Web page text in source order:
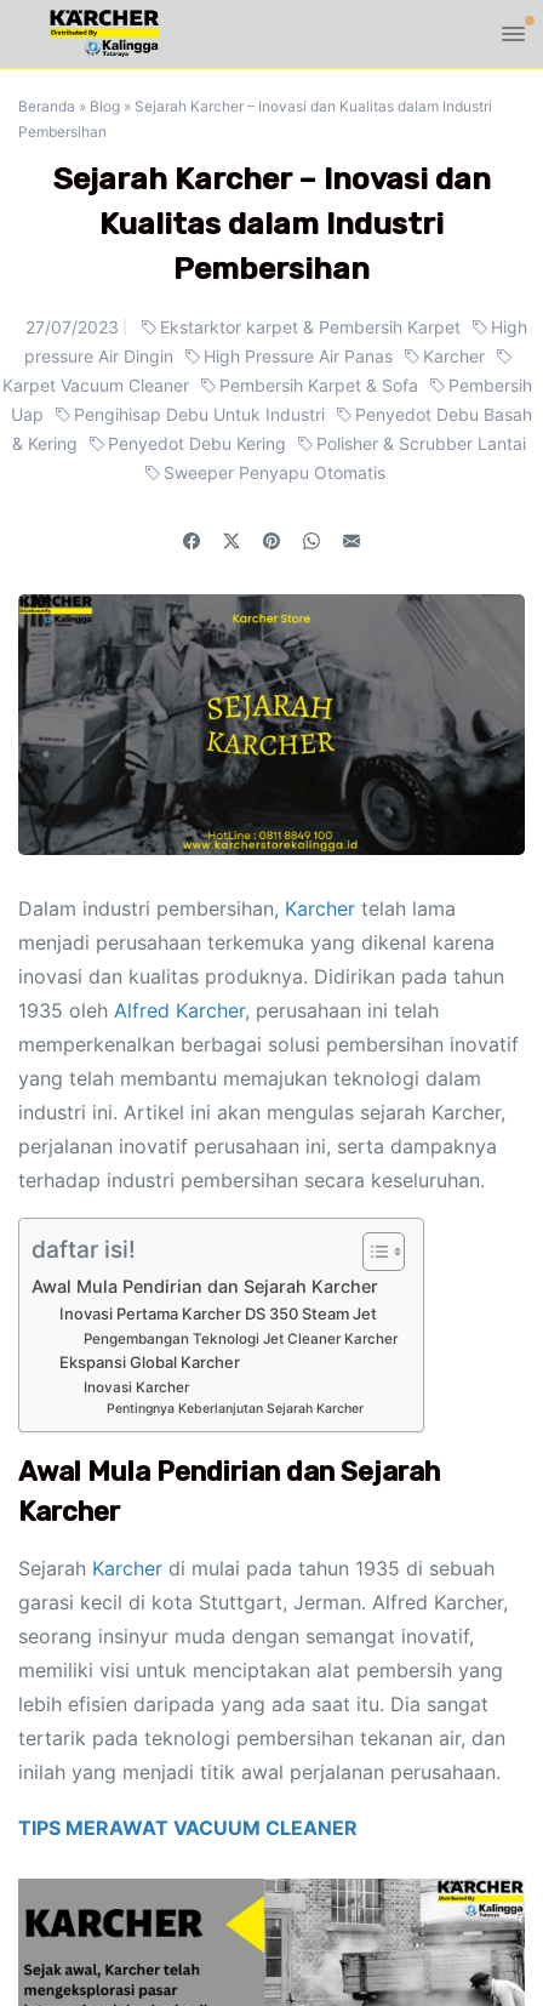
Beranda » Blog » Sejarah Karcher – Inovasi dan Kualitas dalam Industri
Pembersihan
Sejarah Karcher – Inovasi dan
Kualitas dalam Industri
Pembersihan
27/07/2023 Ekstarktor karpet & Pembersih Karpet
High
pressure Air Dingin
High Pressure Air Panas
Karcher
Karpet Vacuum Cleaner
Pembersih Karpet & Sofa
Pembersih
Uap
Pengihisap Debu Untuk Industri
Penyedot Debu Basah
& Kering
Penyedot Debu Kering
Polisher & Scrubber Lantai
Sweeper Penyapu Otomatis
Dalam industri pembersihan, Karcher telah lama
menjadi perusahaan terkemuka yang dikenal karena
inovasi dan kualitas produknya. Didirikan pada tahun
1935 oleh Alfred Karcher, perusahaan ini telah
memperkenalkan berbagai solusi pembersihan inovatif
yang telah membantu memajukan teknologi dalam
industri ini. Artikel ini akan mengulas sejarah Karcher,
perjalanan inovatif perusahaan ini, serta dampaknya
terhadap industri pembersihan secara keseluruhan.
daftar isi!
Awal Mula Pendirian dan Sejarah Karcher
Inovasi Pertama Karcher DS 350 Steam Jet
Pengembangan Teknologi Jet Cleaner Karcher
Ekspansi Global Karcher
Inovasi Karcher
Pentingnya Keberlanjutan Sejarah Karcher
Awal Mula Pendirian dan Sejarah
Karcher
Sejarah Karcher di mulai pada tahun 1935 di sebuah
garasi kecil di kota Stuttgart, Jerman. Alfred Karcher,
seorang insinyur muda dengan semangat inovatif,
memiliki visi untuk menciptakan alat pembersih yang
lebih efisien daripada yang ada saat itu. Dia sangat
tertarik pada teknologi pembersihan tekanan air, dan
inilah yang menjadi titik awal perjalanan perusahaan.